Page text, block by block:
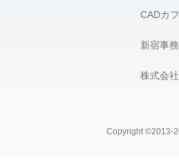
CADカ
新宿事
株式会
Copyright ©2013-